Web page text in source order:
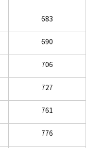
683
690
706
727
761
776